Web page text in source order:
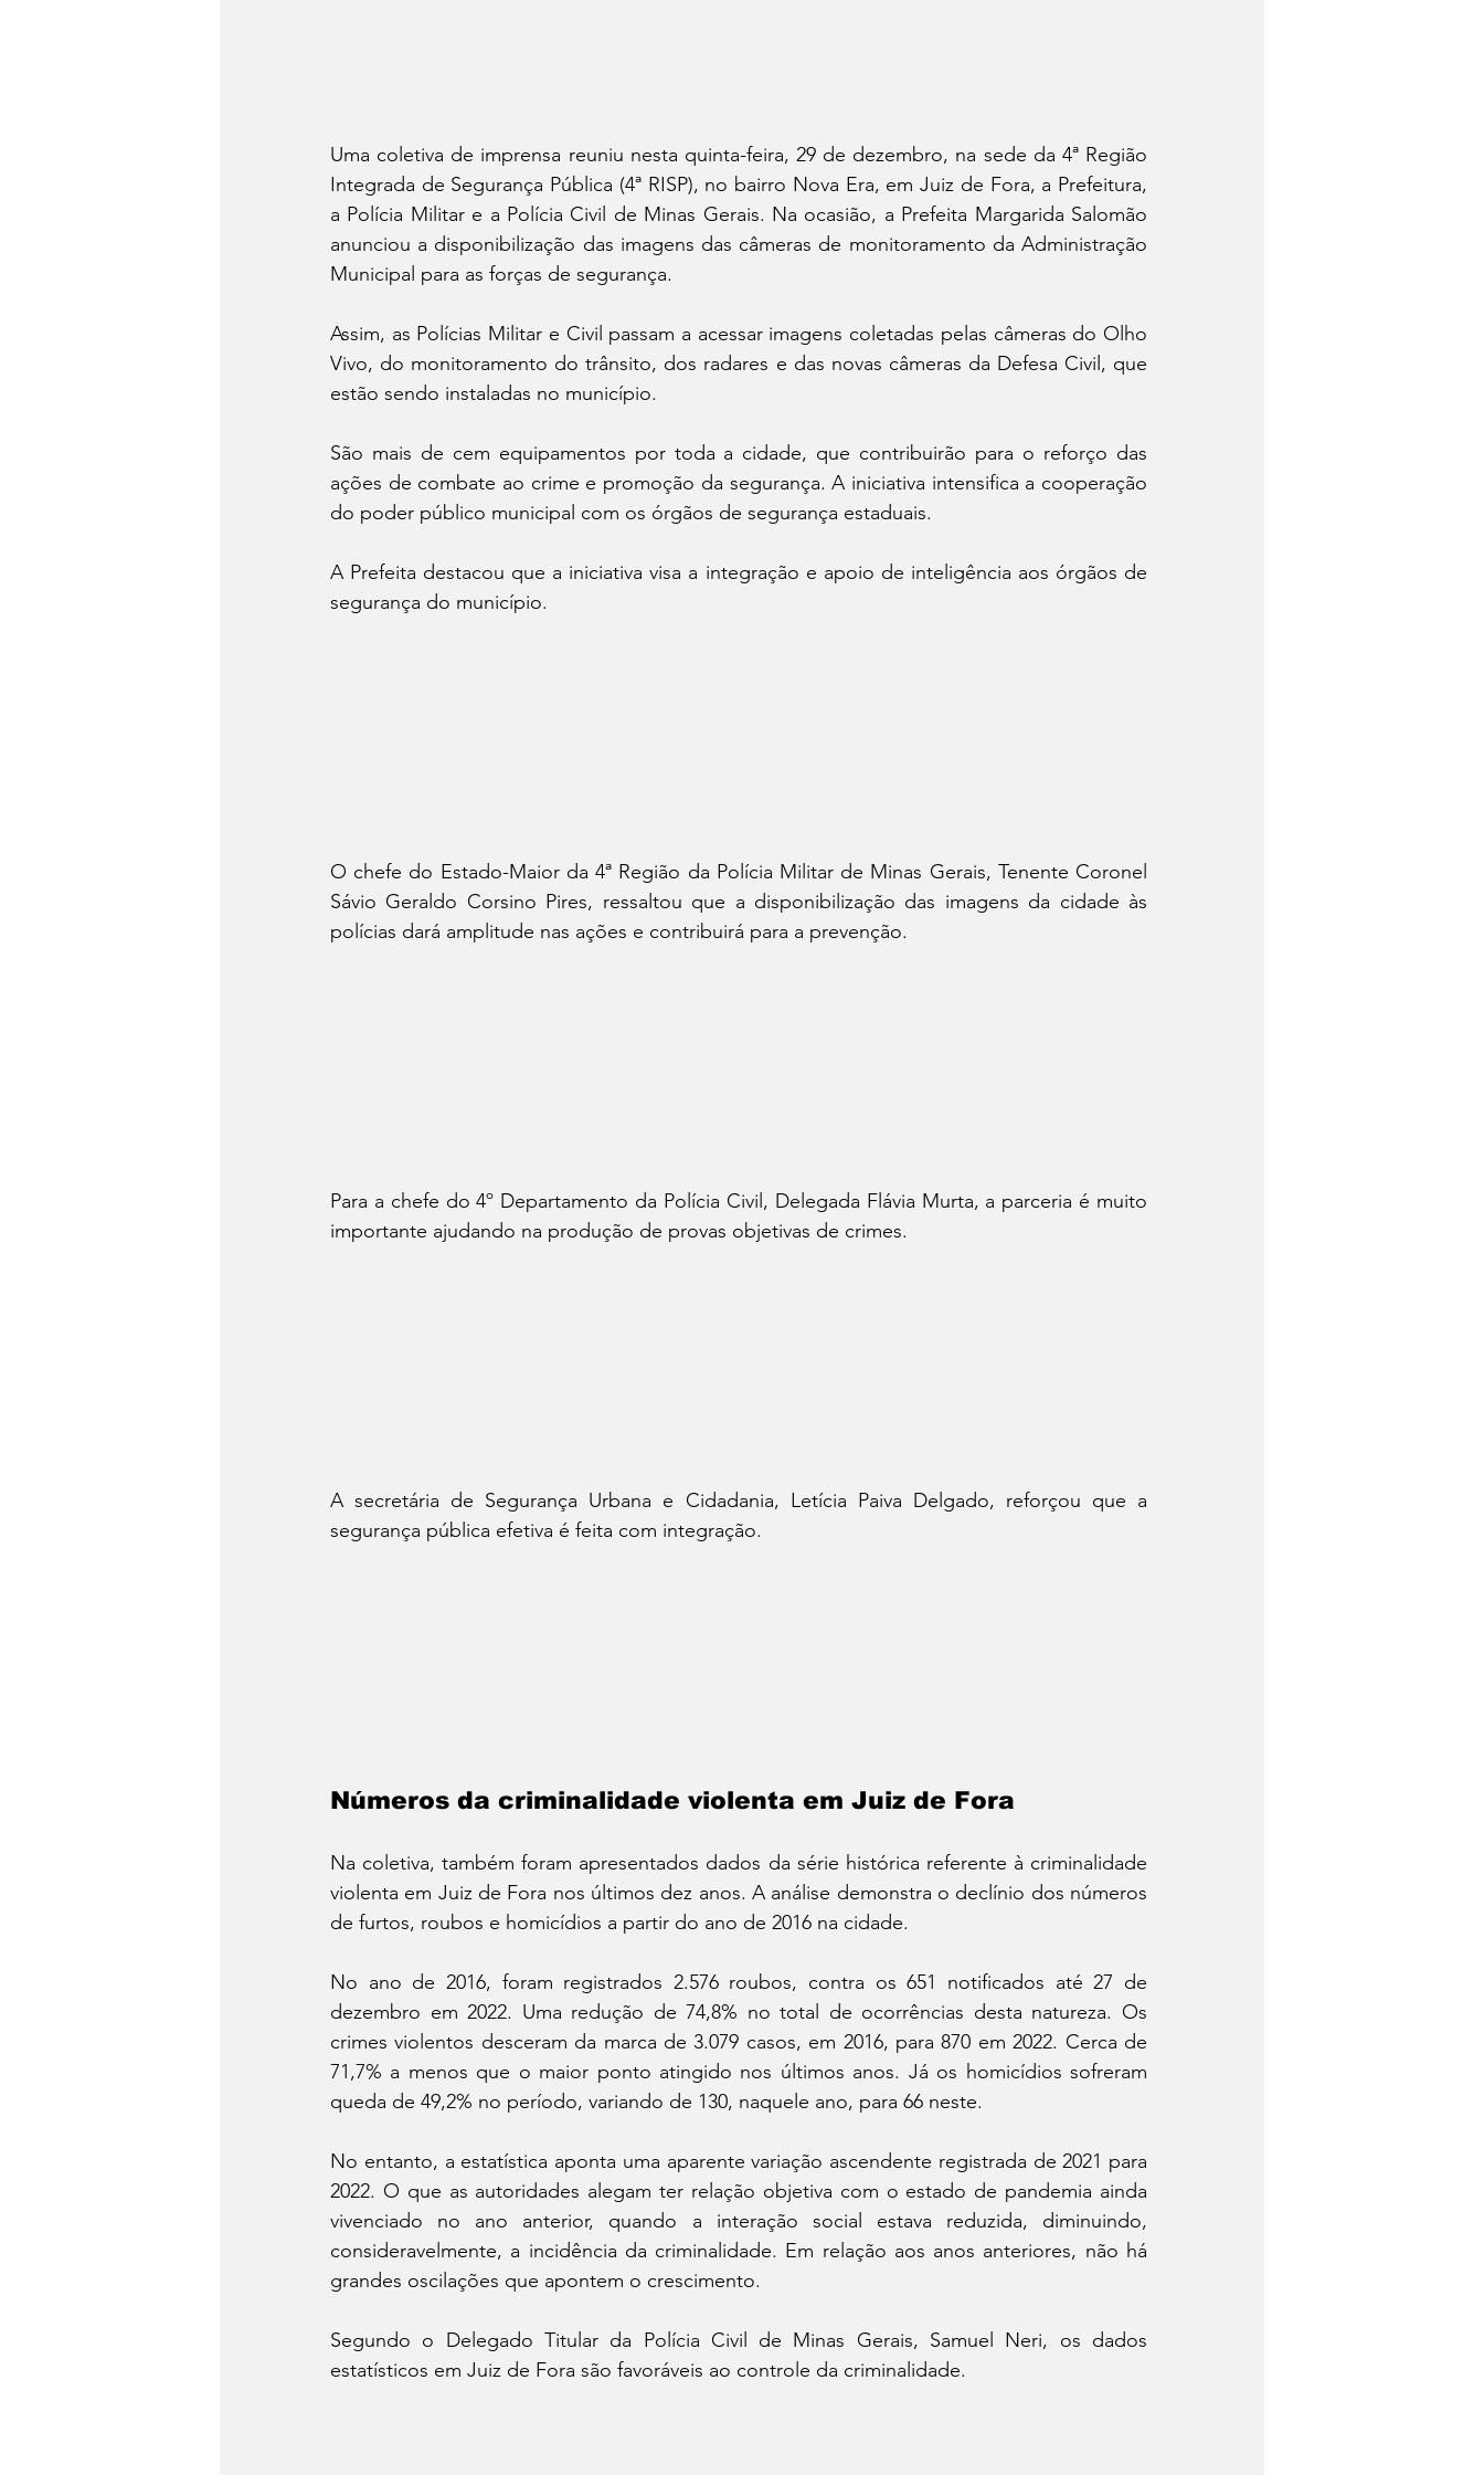
Uma coletiva de imprensa reuniu nesta quinta-feira, 29 de dezembro, na sede da 4ª Região
Integrada de Segurança Pública (4ª RISP), no bairro Nova Era, em Juiz de Fora, a Prefeitura,
a Polícia Militar e a Polícia Civil de Minas Gerais. Na ocasião, a Prefeita Margarida Salomão
anunciou a disponibilização das imagens das câmeras de monitoramento da Administração
Municipal para as forças de segurança.
Assim, as Polícias Militar e Civil passam a acessar imagens coletadas pelas câmeras do Olho
Vivo, do monitoramento do trânsito, dos radares e das novas câmeras da Defesa Civil, que
estão sendo instaladas no município.
São mais de cem equipamentos por toda a cidade, que contribuirão para o reforço das
ações de combate ao crime e promoção da segurança. A iniciativa intensifica a cooperação
do poder público municipal com os órgãos de segurança estaduais.
A Prefeita destacou que a iniciativa visa a integração e apoio de inteligência aos órgãos de
segurança do município.
O chefe do Estado-Maior da 4ª Região da Polícia Militar de Minas Gerais, Tenente Coronel
Sávio Geraldo Corsino Pires, ressaltou que a disponibilização das imagens da cidade às
polícias dará amplitude nas ações e contribuirá para a prevenção.
Para a chefe do 4º Departamento da Polícia Civil, Delegada Flávia Murta, a parceria é muito
importante ajudando na produção de provas objetivas de crimes.
A secretária de Segurança Urbana e Cidadania, Letícia Paiva Delgado, reforçou que a
segurança pública efetiva é feita com integração.
Números da criminalidade violenta em Juiz de Fora
Na coletiva, também foram apresentados dados da série histórica referente à criminalidade
violenta em Juiz de Fora nos últimos dez anos. A análise demonstra o declínio dos números
de furtos, roubos e homicídios a partir do ano de 2016 na cidade.
No ano de 2016, foram registrados 2.576 roubos, contra os 651 notificados até 27 de
dezembro em 2022. Uma redução de 74,8% no total de ocorrências desta natureza. Os
crimes violentos desceram da marca de 3.079 casos, em 2016, para 870 em 2022. Cerca de
71,7% a menos que o maior ponto atingido nos últimos anos. Já os homicídios sofreram
queda de 49,2% no período, variando de 130, naquele ano, para 66 neste.
No entanto, a estatística aponta uma aparente variação ascendente registrada de 2021 para
2022. O que as autoridades alegam ter relação objetiva com o estado de pandemia ainda
vivenciado no ano anterior, quando a interação social estava reduzida, diminuindo,
consideravelmente, a incidência da criminalidade. Em relação aos anos anteriores, não há
grandes oscilações que apontem o crescimento.
Segundo o Delegado Titular da Polícia Civil de Minas Gerais, Samuel Neri, os dados
estatísticos em Juiz de Fora são favoráveis ao controle da criminalidade.